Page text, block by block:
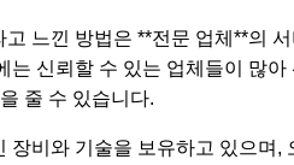
느낀 방법은 **전문 업체**의
는 신뢰할 수 있는 업체들이 많아
줄 수 있습니다.
장비와 기술을 보유하고 있으며,